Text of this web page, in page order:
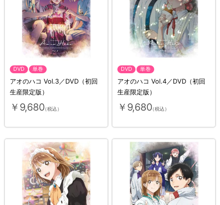
DVD 単巻
アオのハコ Vol.3／DVD（初回
生産限定版）
￥9,680（税込）
DVD 単巻
アオのハコ Vol.4／DVD（初回
生産限定版）
￥9,680（税込）